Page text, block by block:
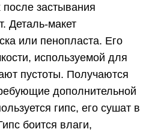
застывания
Деталь-макет
или пенопласта. Его
используемой для
пустоты. Получаются
дополнительной
гипс, его сушат в
боится влаги,